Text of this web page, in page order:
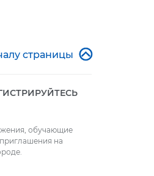
страницы 
обучающие
на